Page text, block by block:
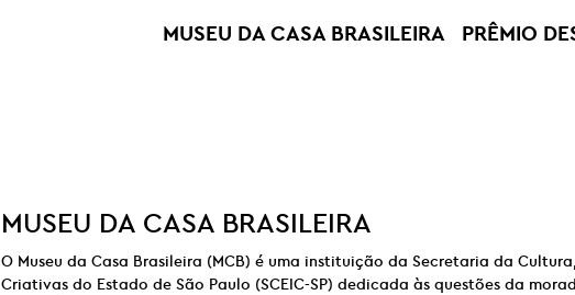
MUSEU DA CASA BRASILEIRA PRÊMIO
MUSEU DA CASA BRASILEIRA
O Museu da Casa Brasileira (MCB) é uma instituição da Secretaria da
Criativas do Estado de São Paulo (SCEIC-SP) dedicada às questões da